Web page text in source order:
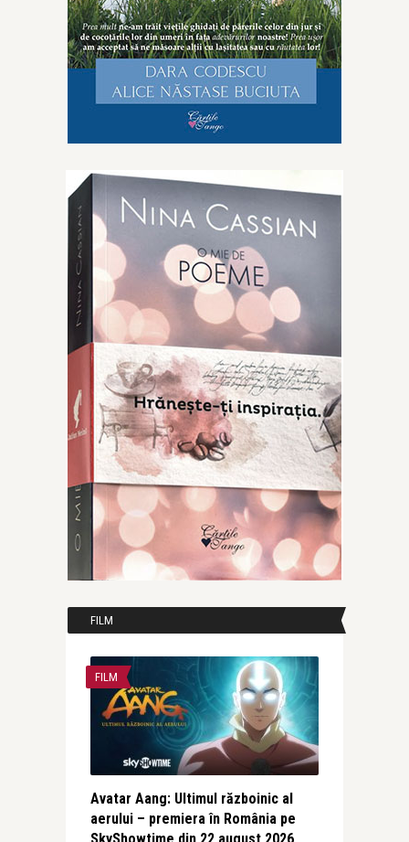
FILM
FILM
Avatar Aang: Ultimul războinic al
aerului – premiera în România pe